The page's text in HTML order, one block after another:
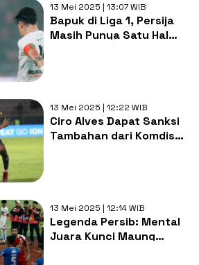
13 Mei 2025 | 13:07 WIB
Bapuk di Liga 1, Persija
Masih Punya Satu Hal
13 Mei 2025 | 12:22 WIB
Ciro Alves Dapat Sanksi
Tambahan dari Komdis
13 Mei 2025 | 12:14 WIB
Legenda Persib: Mental
Juara Kunci Maung